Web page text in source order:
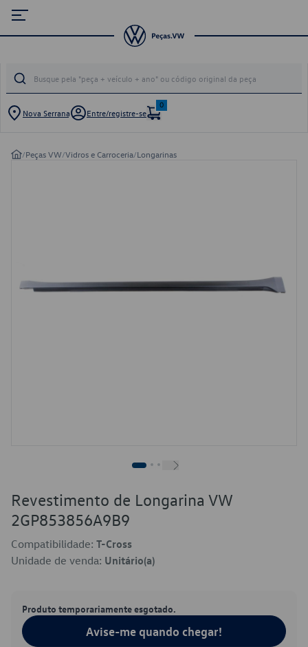
Nova Serrana Entre/registre-se
0
/Peças VW/Vidros e Carroceria/Longarinas
Revestimento de Longarina VW
2GP853856A9B9
Compatibilidade: T-Cross
Unidade de venda: Unitário(a)
Produto temporariamente esgotado.
Avise-me quando chegar!